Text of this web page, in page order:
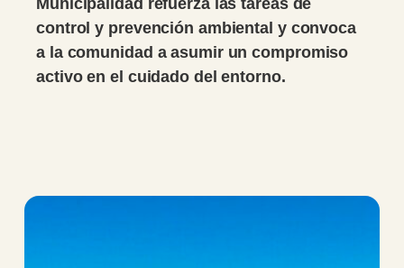
control y prevención ambiental y convoca
a la comunidad a asumir un compromiso
activo en el cuidado del entorno.